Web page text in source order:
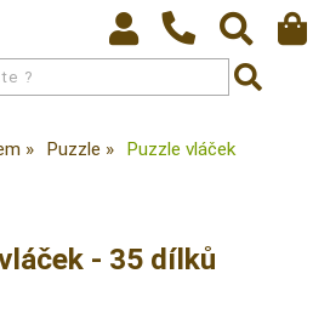
Puzzle Puzzle vláček
- 35 dílků